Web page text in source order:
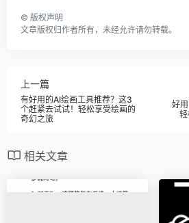
© 版权声明
文章版权归作者所有，未经允许请勿转载。
上一篇
有好用的AI绘画工具推荐？这3
个赶紧去试试！轻松享受绘画的
奇幻之旅
好
相关文章